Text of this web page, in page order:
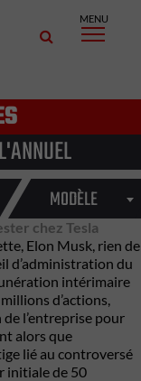
MENU
MODÈLE
chez Tesla
Elon Musk, rien de
d’administration du
intérimaire
d’actions,
de l’entreprise pour
alors que
lié au controversé
initiale de 50